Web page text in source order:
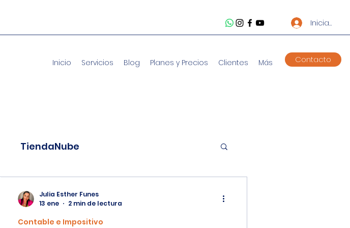
Iniciar
Inicio Servicios Blog Planes y Precios Clientes Más Contacto
TiendaNube
Impositivo
Contable e Impositivo
Julia Esther Funes
13 ene
2 min de lectura